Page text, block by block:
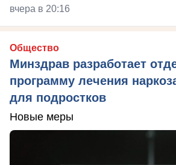
вчера в 20:16
Общество
Минздрав разработает
программу лечения
для подростков
Новые меры